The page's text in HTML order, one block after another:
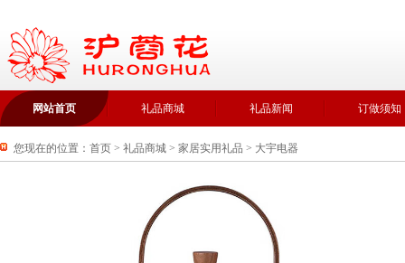
网站首页 礼品商城 礼品新闻 订做须知
您现在的位置： 首页 > 礼品商城 > 家居实用礼品 > 大宇电器